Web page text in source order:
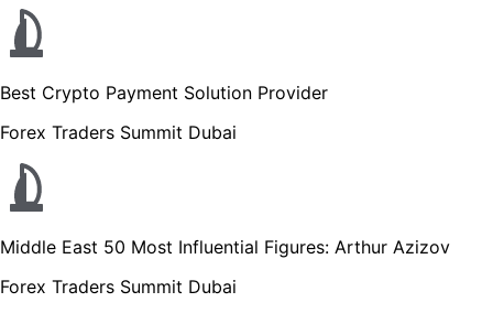
Best Crypto Payment Solution Provider
Forex Traders Summit Dubai
Middle East 50 Most Influential Figures: Arthur Azizov
Forex Traders Summit Dubai